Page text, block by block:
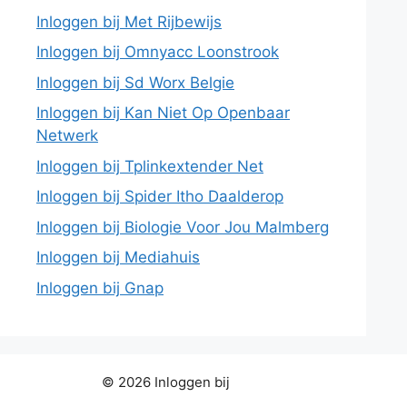
Inloggen bij Met Rijbewijs
Inloggen bij Omnyacc Loonstrook
Inloggen bij Sd Worx Belgie
Inloggen bij Kan Niet Op Openbaar
Netwerk
Inloggen bij Tplinkextender Net
Inloggen bij Spider Itho Daalderop
Inloggen bij Biologie Voor Jou Malmberg
Inloggen bij Mediahuis
Inloggen bij Gnap
© 2026 Inloggen bij